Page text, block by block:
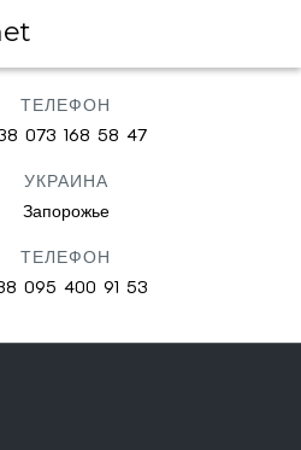
любое авто
ТЕЛЕФОН
073 168 58 47
УКРАИНА
Запорожье
ТЕЛЕФОН
095 400 91 53